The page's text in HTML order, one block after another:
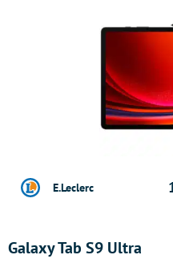
E.Leclerc
Galaxy Tab S9 Ultra